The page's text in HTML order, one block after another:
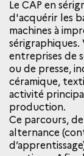
Le CAP en sérigraphie industrielle vous permettra
d'acquérir les
machines à
sérigraphiques.
entreprises de
ou de presse,
céramique,
activité
production.
Ce parcours,
alternance